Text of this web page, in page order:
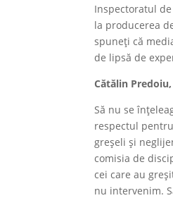
Inspectoratul
la producerea
spuneți că
de lipsă de
Cătălin Predoiu
Să nu se
respectul
greșeli și
comisia de
cei care au
nu intervenim.